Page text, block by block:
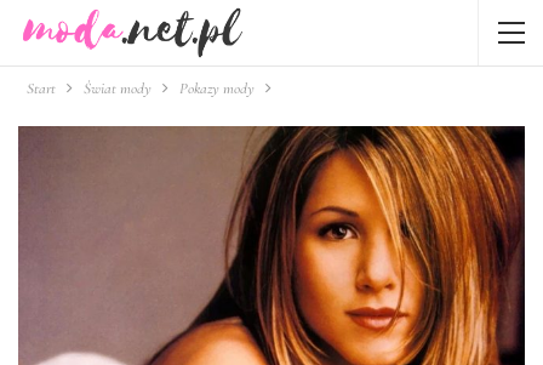
Start Świat mody Pokazy mody